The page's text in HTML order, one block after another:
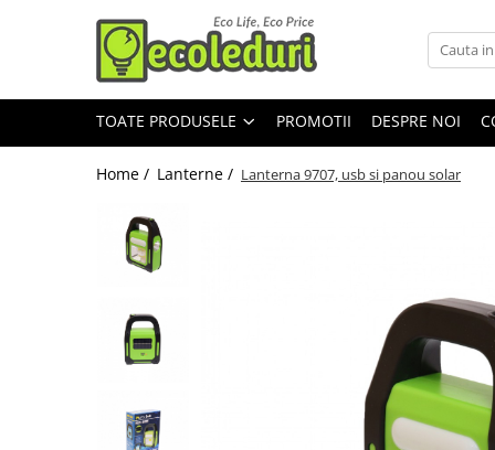
Toate Produsele
Surse de iluminat
Surse de iluminat
Bec Color led
Bec incandescent (Clasic)
Becuri & lampi led cu fasung
Ghirlande luminoase
Tub Neon Fluorescent (Clasic)
TOATE PRODUSELE PROMOTII DESPRE NOI
Home / Lanterne / Lanterna 9707, usb si panou solar